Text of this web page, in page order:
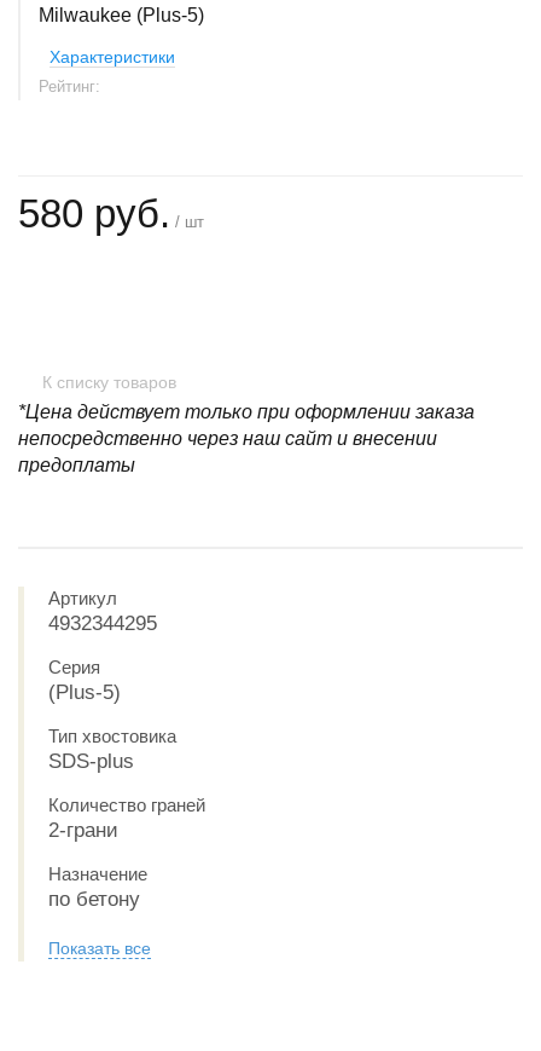
Milwaukee (Plus-5)
Характеристики
Рейтинг:
580 руб. / шт
К списку товаров
*Цена действует только при оформлении заказа
непосредственно через наш сайт и внесении
предоплаты
Артикул
4932344295
Серия
(Plus-5)
Тип хвостовика
SDS-plus
Количество граней
2-грани
Назначение
по бетону
Показать все